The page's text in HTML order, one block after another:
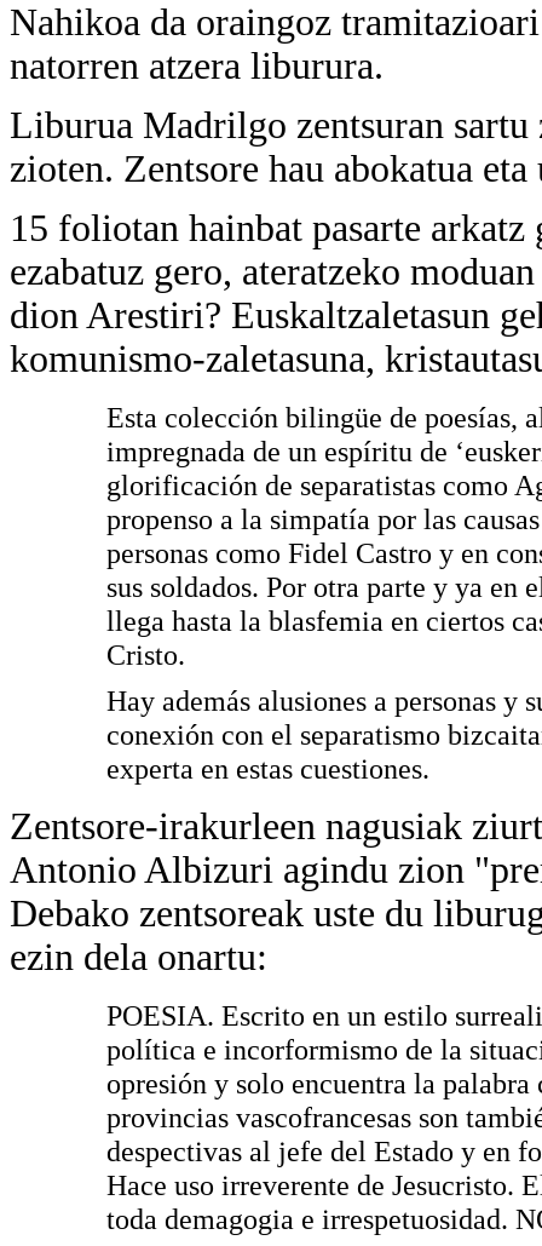
Nahikoa da oraingoz
natorren atzera liburura.
Liburua Madrilgo zentsuran sartu
zioten. Zentsore hau abokatua
15 foliotan hainbat pasarte
ezabatuz gero, ateratzeko
dion Arestiri? Euskaltzaletasun
komunismo-zaletasuna,
Esta colección bilingüe de poesías,
impregnada de un espíritu de
glorificación de separatistas como
propenso a la simpatía por las
personas como Fidel Castro y en
sus soldados. Por otra parte y ya
llega hasta la blasfemia en ciertos
Cristo.
Hay además alusiones a personas y
conexión con el separatismo
experta en estas cuestiones.
Zentsore-irakurleen nagusiak
Antonio Albizuri agindu zion
Debako zentsoreak uste du
ezin dela onartu:
POESIA. Escrito en un estilo
política e incorformismo de la
opresión y solo encuentra la
provincias vascofrancesas son
despectivas al jefe del Estado y en
Hace uso irreverente de Jesucristo.
toda demagogia e irrespetuosidad.